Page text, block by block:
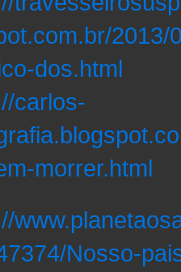
2013/
dos.html
carlos-
morrer.html
Nosso-